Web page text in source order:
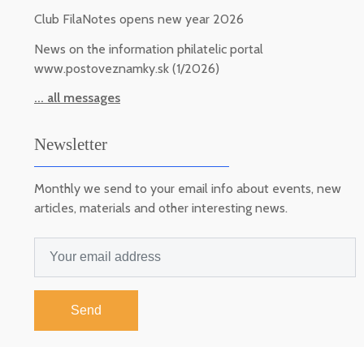
Club FilaNotes opens new year 2026
News on the information philatelic portal
www.postoveznamky.sk (1/2026)
... all messages
Newsletter
Monthly we send to your email info about events, new
articles, materials and other interesting news.
Send